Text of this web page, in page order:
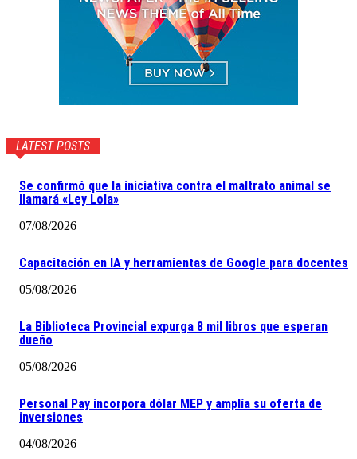
LATEST POSTS
Se confirmó que la iniciativa contra el maltrato animal se
llamará «Ley Lola»
07/08/2026
Capacitación en IA y herramientas de Google para docentes
05/08/2026
La Biblioteca Provincial expurga 8 mil libros que esperan
dueño
05/08/2026
Personal Pay incorpora dólar MEP y amplía su oferta de
inversiones
04/08/2026